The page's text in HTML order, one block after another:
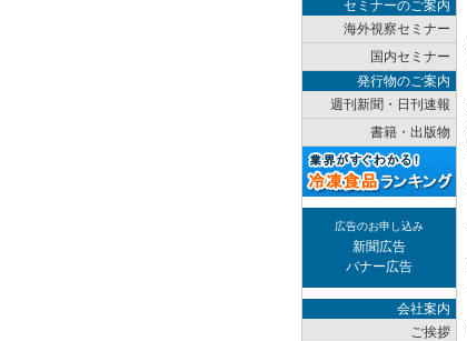
セミナーのご案内
海外視察セミナー
国内セミナー
発行物のご案内
週刊新聞・日刊速報
書籍・出版物
広告のお申し込み
新聞広告
バナー広告
会社案内
ご挨拶